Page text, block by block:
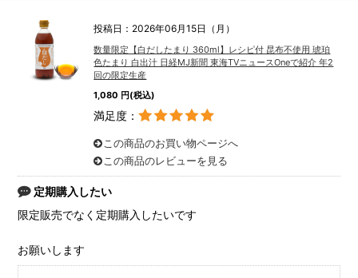
投稿日：2026年06月15日（月）
数量限定【白だしたまり 360ml】レシピ付 昆布不使用 琥珀
色たまり 白出汁 日経MJ新聞 東海TVニュースOneで紹介 年2
回の限定生産
1,080 円(税込)
満足度：
この商品のお買い物ページへ
この商品のレビューを見る
定期購入したい
限定販売でなく定期購入したいです
お願いします